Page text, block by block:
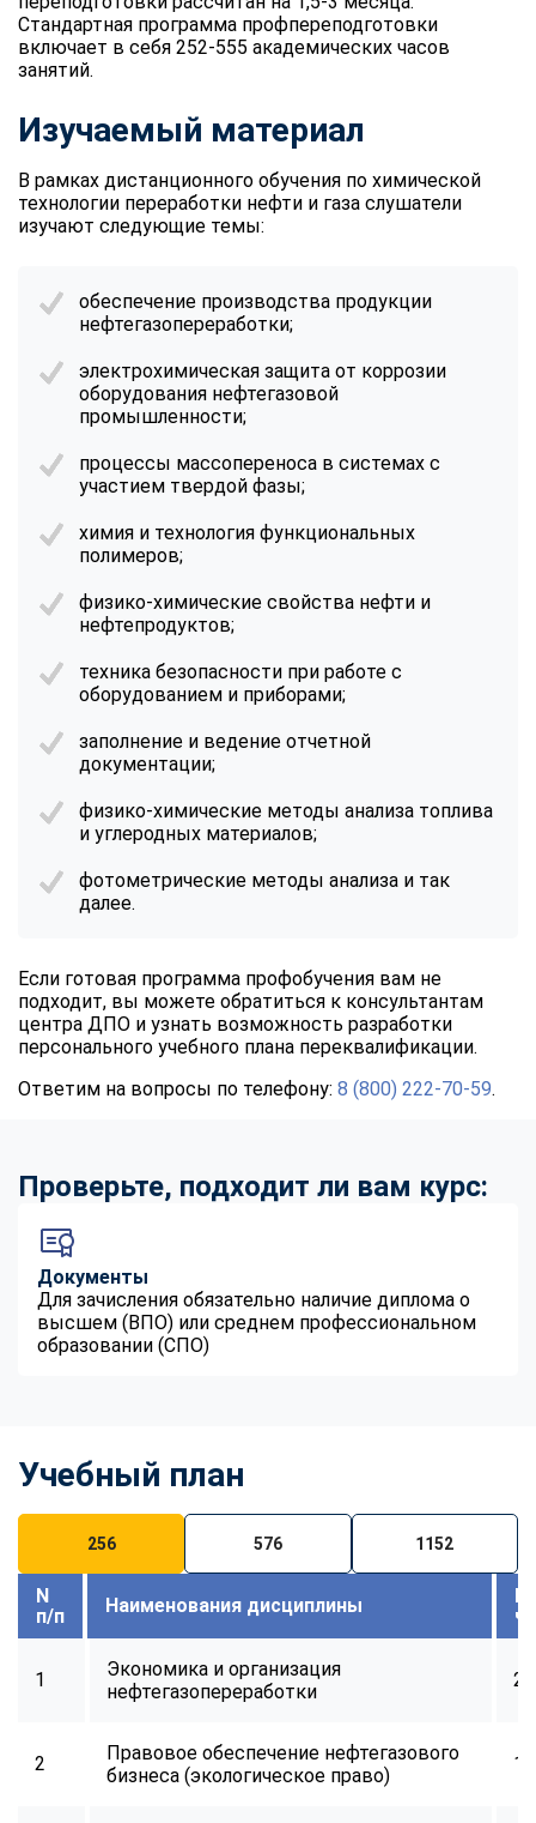
Стандартная программа профпереподготовки
включает в себя 252-555 академических часов
занятий.
Изучаемый материал
В рамках дистанционного обучения по химической
технологии переработки нефти и газа слушатели
изучают следующие темы:
обеспечение производства продукции
нефтегазопереработки;
электрохимическая защита от коррозии
оборудования нефтегазовой
промышленности;
процессы массопереноса в системах с
участием твердой фазы;
химия и технология функциональных
полимеров;
физико-химические свойства нефти и
нефтепродуктов;
техника безопасности при работе с
оборудованием и приборами;
заполнение и ведение отчетной
документации;
физико-химические методы анализа топлива
и углеродных материалов;
фотометрические методы анализа и так
далее.
Если готовая программа профобучения вам не
подходит, вы можете обратиться к консультантам
центра ДПО и узнать возможность разработки
персонального учебного плана переквалификации.
Ответим на вопросы по телефону: 8 (800) 222-70-59.
Проверьте, подходит ли вам курс:
Документы
Для зачисления обязательно наличие диплома о
высшем (ВПО) или среднем профессиональном
образовании (СПО)
Учебный план
256 576 1152
N
п/п
Наименования дисциплины
1
Экономика и организация
нефтегазопереработки
24
2
Правовое обеспечение нефтегазового
бизнеса (экологическое право)
16